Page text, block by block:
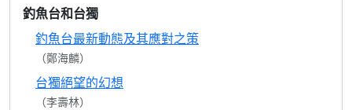
釣魚台和台獨
釣魚台最新動態及其應對之策
（鄭海麟）
台獨絕望的幻想
（李壽林）